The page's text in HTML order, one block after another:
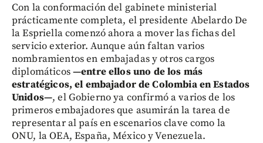
Con la conformación del gabinete ministerial
prácticamente completa, el presidente Abelardo De
la Espriella comenzó ahora a mover las fichas del
servicio exterior. Aunque aún faltan varios
nombramientos en embajadas y otros cargos
diplomáticos—entre ellos uno de los más
estratégicos, el embajador de Colombia en Estados
Unidos—, el Gobierno ya confirmó a varios de los
primeros embajadores que asumirán la tarea de
representar al país en escenarios clave como la
ONU, la OEA, España, México y Venezuela.